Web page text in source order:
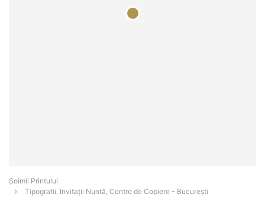
Şoimii Printului
Tipografii, Invitații Nuntă, Centre de Copiere - Bucureşti